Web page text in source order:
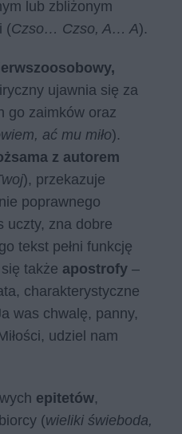
lub zbliżonym
(Czso… Czso, A… A).
ujawnia się za
go zaimków oraz
ać mu miło).
z autorem
), przekazuje
poprawnego
uczty, zna dobre
tekst pełni funkcję
także apostrofy –
charakterystyczne
was chwalę, panny,
udziel nam
epitetów,
(wieliki świeboda,